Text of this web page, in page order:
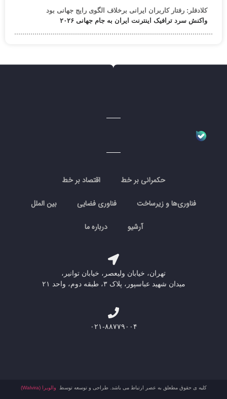
کلادفلر: رفتار کاربران ایرانی برخلاف الگوی رایج جهانی بود
واکنش سرد ترافیک اینترنت ایران به جام جهانی ۲۰۲۶
حکمرانی بر خط اقتصاد بر خط
فناوری‌ها و زیرساخت فناوری فضایی بین الملل
آرشیو درباره ما
تهران، خیابان ولیعصر، خیابان توانیر،
میدان شهید عباسپور، پلاک ۳، طبقه دوم، واحد ۲۱
۰۲۱-۸۸۷۷۹۰۰۴
کلیه ی حقوق مطعلق به عصر ارتباط می باشد. طراحی و توسعه توسط والویرا (Walvira)